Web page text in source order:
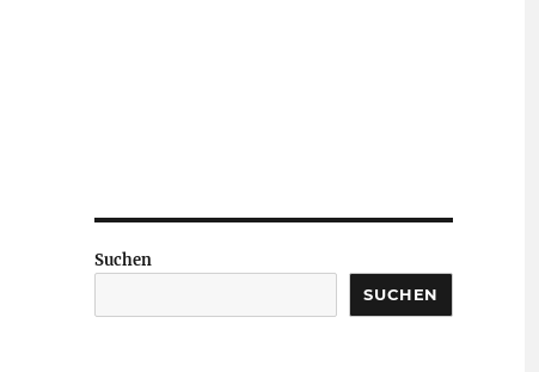
Suchen
SUCHEN